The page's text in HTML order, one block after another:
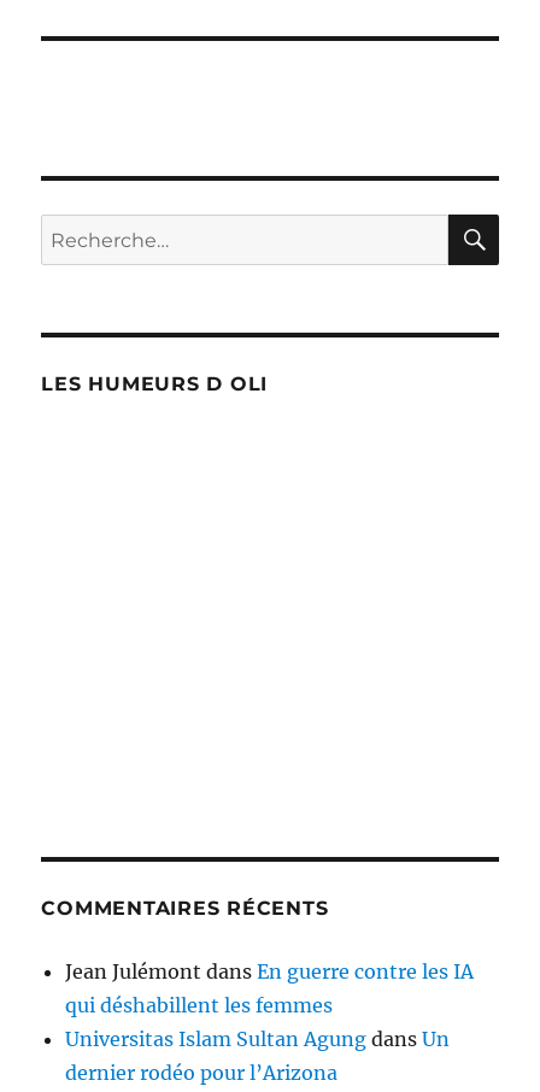
Recherche
pour :
LES HUMEURS D OLI
COMMENTAIRES RÉCENTS
Jean Julémont dansEn guerre contre les IA
qui déshabillent les femmes
Universitas Islam Sultan Agung dansUn
dernier rodéo pour l’Arizona